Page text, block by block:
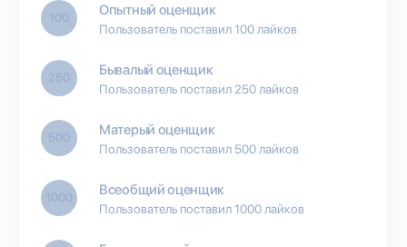
100 Опытный оценщик
Пользователь поставил 100 лайков
250 Бывалый оценщик
Пользователь поставил 250 лайков
500 Матерый оценщик
Пользователь поставил 500 лайков
1000 Всеобщий оценщик
Пользователь поставил 1000 лайков